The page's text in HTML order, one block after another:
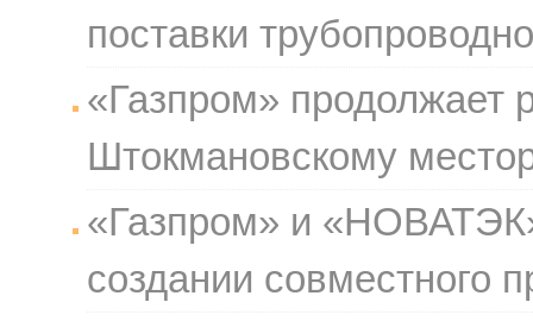
поставки
«Газпром» продолжает
Штокмановскому
«Газпром» и
создании совместного